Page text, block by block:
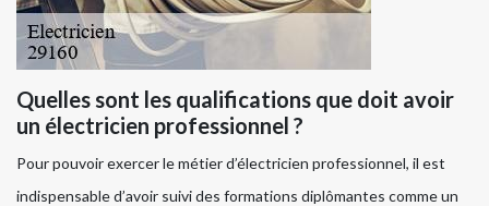
Quelles sont les qualifications que doit avoir
un électricien professionnel ?
Pour pouvoir exercer le métier d’électricien professionnel, il est
indispensable d’avoir suivi des formations diplômantes comme un